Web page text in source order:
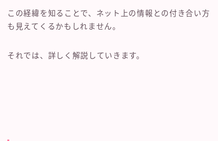
この経緯を知ることで、ネット上の情報との付き合い方
も見えてくるかもしれません。
それでは、詳しく解説していきます。